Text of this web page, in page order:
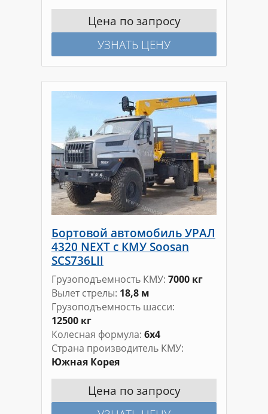
Цена по запросу
УЗНАТЬ ЦЕНУ
Бортовой автомобиль УРАЛ
4320 NEXT с КМУ Soosan
SCS736LII
Грузоподъемность КМУ 7000 кг
Вылет стрелы 18,8 м
Грузоподъемность шасси
12500 кг
Колесная формула 6х4
Страна производитель КМУ
Южная Корея
Цена по запросу